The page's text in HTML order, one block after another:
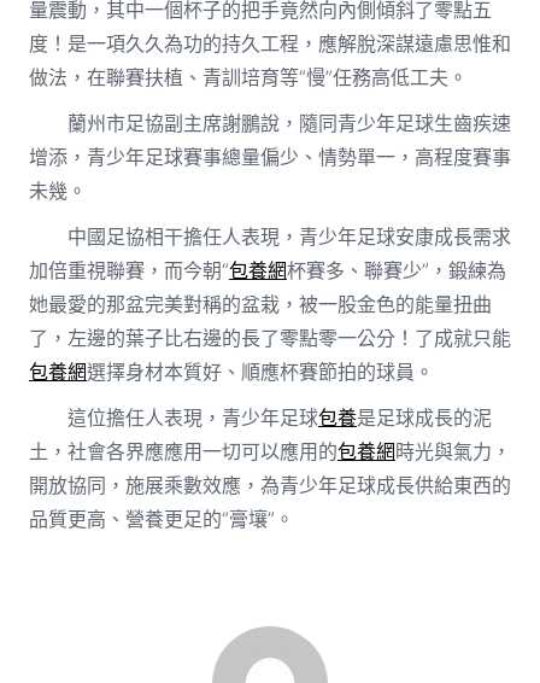
量震動，其中一個杯子的把手竟然向內側傾斜了零點五
度！是一項久久為功的持久工程，應解脫深謀遠慮思惟和
做法，在聯賽扶植、青訓培育等“慢”任務高低工夫。
蘭州市足協副主席謝鵬說，隨同青少年足球生齒疾速
增添，青少年足球賽事總量偏少、情勢單一，高程度賽事
未幾。
中國足協相干擔任人表現，青少年足球安康成長需求
加倍重視聯賽，而今朝“包養網杯賽多、聯賽少”，鍛練為
她最愛的那盆完美對稱的盆栽，被一股金色的能量扭曲
了，左邊的葉子比右邊的長了零點零一公分！了成就只能
包養網選擇身材本質好、順應杯賽節拍的球員。
這位擔任人表現，青少年足球包養是足球成長的泥
土，社會各界應應用一切可以應用的包養網時光與氣力，
開放協同，施展乘數效應，為青少年足球成長供給東西的
品質更高、營養更足的“膏壤”。